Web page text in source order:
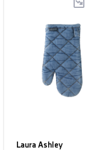
Laura Ashley